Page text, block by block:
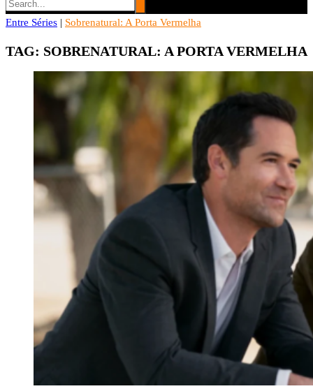
Entre Séries
Entre Séries | Sobrenatural: A Porta Vermelha
TAG: SOBRENATURAL: A PORTA VERMELHA